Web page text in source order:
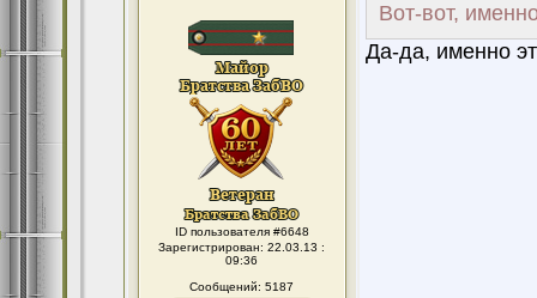
ID пользователя #6648
Зарегистрирован: 22.03.13 :
09:36
Сообщений: 5187
Вот-вот,
Да-да, именно